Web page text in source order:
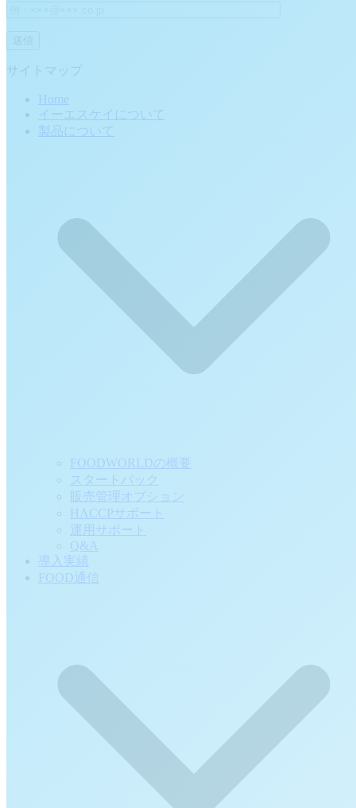
サイトマップ
Home
イーエスケイについて
製品について
FOODWORLDの概要
スタートパック
販売管理オプション
HACCPサポート
運用サポート
Q&A
導入実績
FOOD通信